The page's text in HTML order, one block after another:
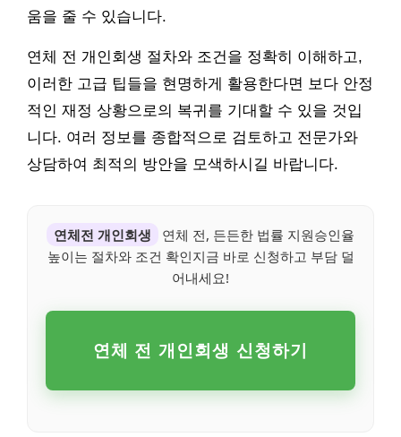
움을 줄 수 있습니다.
연체 전 개인회생 절차와 조건을 정확히 이해하고,
이러한 고급 팁들을 현명하게 활용한다면 보다 안정
적인 재정 상황으로의 복귀를 기대할 수 있을 것입
니다. 여러 정보를 종합적으로 검토하고 전문가와
상담하여 최적의 방안을 모색하시길 바랍니다.
연체전 개인회생
연체 전, 든든한 법률 지원승인율
높이는 절차와 조건 확인지금 바로 신청하고 부담 덜
어내세요!
연체 전 개인회생 신청하기